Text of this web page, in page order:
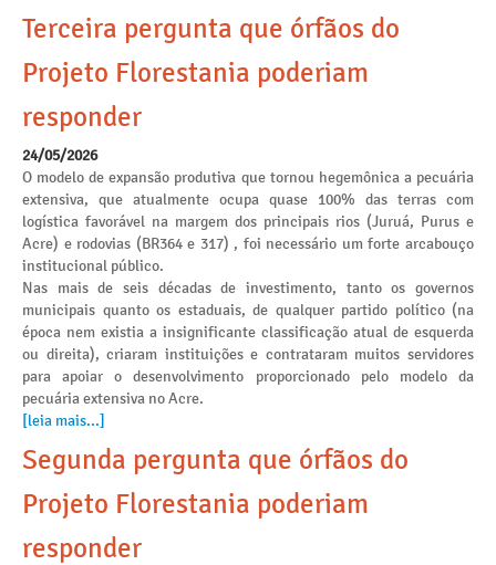
Terceira pergunta que órfãos do
Projeto Florestania poderiam
responder
24/05/2026
O modelo de expansão produtiva que tornou hegemônica a pecuária
extensiva, que atualmente ocupa quase 100% das terras com
logística favorável na margem dos principais rios (Juruá, Purus e
Acre) e rodovias (BR364 e 317) , foi necessário um forte arcabouço
institucional público.
Nas mais de seis décadas de investimento, tanto os governos
municipais quanto os estaduais, de qualquer partido político (na
época nem existia a insignificante classificação atual de esquerda
ou direita), criaram instituições e contrataram muitos servidores
para apoiar o desenvolvimento proporcionado pelo modelo da
pecuária extensiva no Acre.
[leia mais...]
Segunda pergunta que órfãos do
Projeto Florestania poderiam
responder